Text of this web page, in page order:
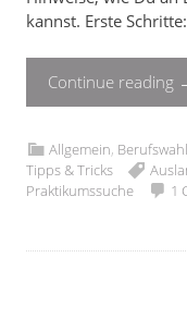
kannst. Erste
Continue reading
Allgemein, Berufswahl
Tipps & Tricks
Praktikumssuche
1